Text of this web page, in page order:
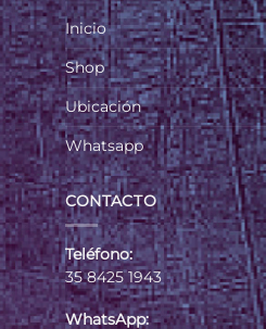
Inicio
Shop
Ubicación
Whatsapp
CONTACTO
Teléfono:
35 8425 1943
WhatsApp: